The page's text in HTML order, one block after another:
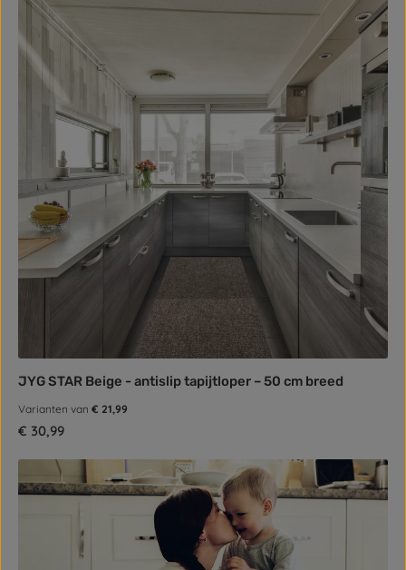
JYG STAR Beige - antislip tapijtloper – 50 cm breed
Varianten van € 21,99
Normale prijs:
€ 30,99